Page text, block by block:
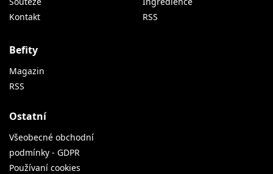
Kontakt
RSS
Befity
Magazin
RSS
Ostatní
Všeobecné obchodní
podmínky - GDPR
Používaní cookies